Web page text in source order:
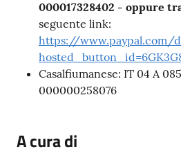
000017328402 - oppure
seguente link:
https://www.paypal.com/
Casalfiumanese: IT 04 A
000000258076
A cura di